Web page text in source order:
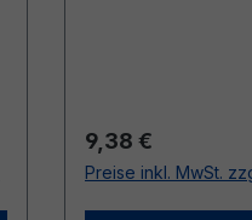
Regulärer Preis:
9,38 €
Preise inkl. MwSt.